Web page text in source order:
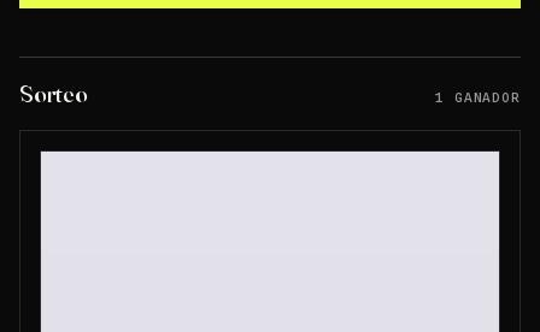
Sorteo 1 GANADOR